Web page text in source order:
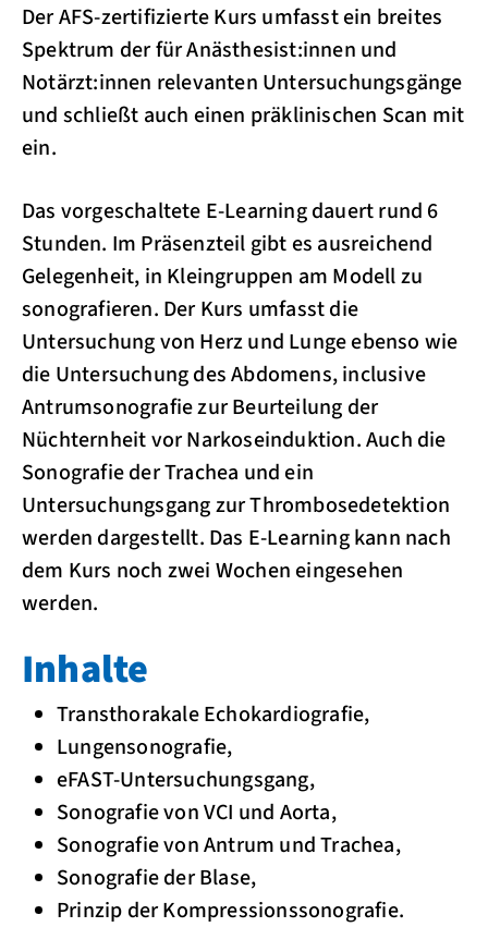
Der AFS-zertifizierte Kurs umfasst ein breites
Spektrum der für Anästhesist:innen und
Notärzt:innen relevanten Untersuchungsgänge
und schließt auch einen präklinischen Scan mit
ein.
Das vorgeschaltete E-Learning dauert rund 6
Stunden. Im Präsenzteil gibt es ausreichend
Gelegenheit, in Kleingruppen am Modell zu
sonografieren. Der Kurs umfasst die
Untersuchung von Herz und Lunge ebenso wie
die Untersuchung des Abdomens, inclusive
Antrumsonografie zur Beurteilung der
Nüchternheit vor Narkoseinduktion. Auch die
Sonografie der Trachea und ein
Untersuchungsgang zur Thrombosedetektion
werden dargestellt. Das E-Learning kann nach
dem Kurs noch zwei Wochen eingesehen
werden.
Inhalte
Transthorakale Echokardiografie,
Lungensonografie,
eFAST-Untersuchungsgang,
Sonografie von VCI und Aorta,
Sonografie von Antrum und Trachea,
Sonografie der Blase,
Prinzip der Kompressionssonografie.